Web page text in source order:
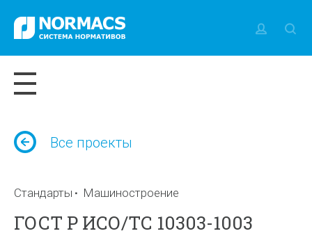
Все проекты
Стандарты Машиностроение
ГОСТ Р ИСО/ТС 10303-1003